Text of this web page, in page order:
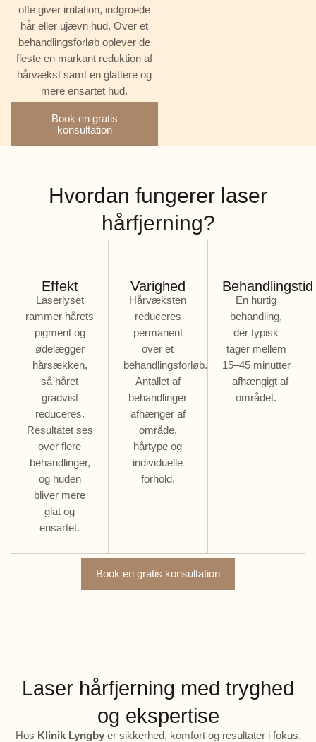
ofte giver irritation, indgroede
hår eller ujævn hud. Over et
behandlingsforløb oplever de
fleste en markant reduktion af
hårvækst samt en glattere og
mere ensartet hud.
Book en gratis
konsultation
Hvordan fungerer laser
hårfjerning?
Effekt
Laserlyset
rammer hårets
pigment og
ødelægger
hårsækken,
så håret
gradvist
reduceres.
Resultatet ses
over flere
behandlinger,
og huden
bliver mere
glat og
ensartet.
Varighed
Hårvæksten
reduceres
permanent
over et
behandlingsforløb.
Antallet af
behandlinger
afhænger af
område,
hårtype og
individuelle
forhold.
Behandlingstid
En hurtig
behandling,
der typisk
tager mellem
15–45 minutter
– afhængigt af
området.
Book en gratis konsultation
Laser hårfjerning med tryghed
og ekspertise
Hos Klinik Lyngbyer sikkerhed, komfort og resultater i fokus.